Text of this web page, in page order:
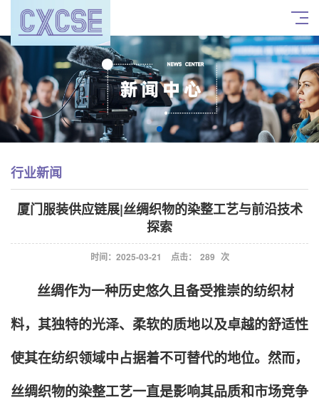
行业新闻
厦门服装供应链展|丝绸织物的染整工艺与前沿技术
探索
时间：2025-03-21 点击： 289 次
丝绸作为一种历史悠久且备受推崇的纺织材
料，其独特的光泽、柔软的质地以及卓越的舒适性
使其在纺织领域中占据着不可替代的地位。然而，
丝绸织物的染整工艺一直是影响其品质和市场竞争